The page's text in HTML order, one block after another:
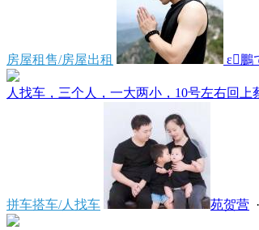
房屋租售/房屋出租 
人找车，三个人，一大两小，10号左右回上
拼车搭车/人找车 苑贺营 ·